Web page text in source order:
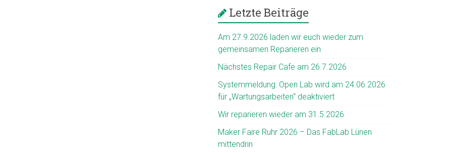
Letzte Beiträge
Am 27.9.2026 laden wir euch wieder zum
gemeinsamen Reparieren ein
Nächstes Repair Cafe am 26.7.2026
Systemmeldung: Open Lab wird am 24.06.2026
für „Wartungsarbeiten“ deaktiviert
Wir reparieren wieder am 31.5.2026
Maker Faire Ruhr 2026 – Das FabLab Lünen
mittendrin